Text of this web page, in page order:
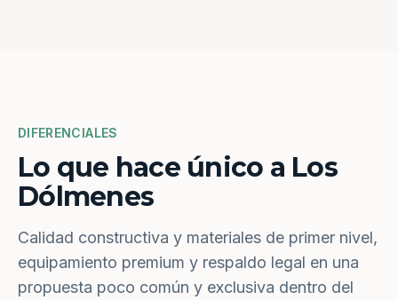
DIFERENCIALES
Lo que hace único a Los
Dólmenes
Calidad constructiva y materiales de primer nivel,
equipamiento premium y respaldo legal en una
propuesta poco común y exclusiva dentro del